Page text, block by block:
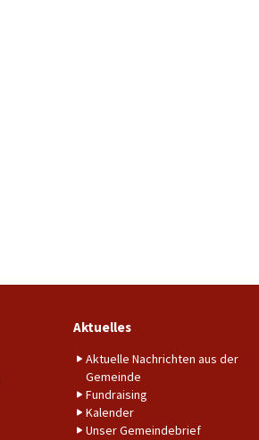
Aktuelles
Aktuelle Nachrichten aus der
Gemeinde
Fundraising
Kalender
Unser Gemeindebrief